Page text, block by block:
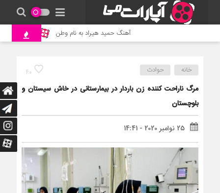
آهنگ حمید هیراد به نام وطن جنگ و نبرد
40 خانه حوادث
مرگ ناراحت کننده زن باردار در بیمارستانی در خاش سیستان و
بلوچستان
25 نوامبر 2020 - 14:41